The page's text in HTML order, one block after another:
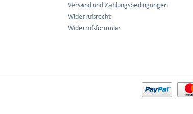
Versand und Zahlungsbedingungen
Widerrufsrecht
Widerrufsformular